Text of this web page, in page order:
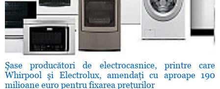
Şase producători de electrocasnice, printre care
Whirpool şi Electrolux, amendaţi cu aproape 190
milioane euro pentru fixarea preţurilor